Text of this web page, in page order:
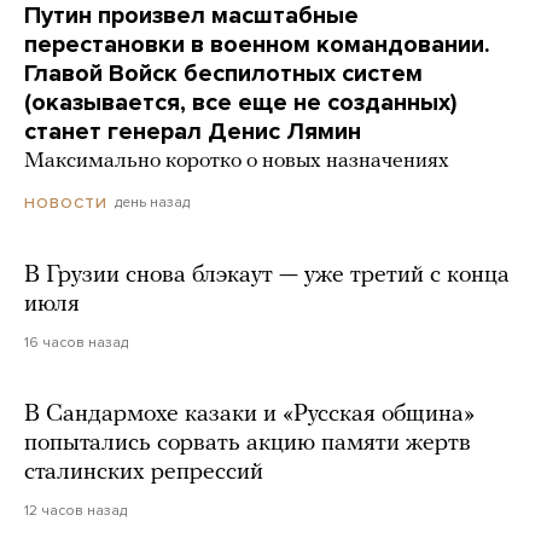
Путин произвел масштабные
перестановки в военном командовании.
Главой Войск беспилотных систем
(оказывается, все еще не созданных)
станет генерал Денис Лямин
Максимально коротко о новых назначениях
НОВОСТИ день назад
В Грузии снова блэкаут — уже третий с конца
июля
16 часов назад
В Сандармохе казаки и «Русская община»
попытались сорвать акцию памяти жертв
сталинских репрессий
12 часов назад